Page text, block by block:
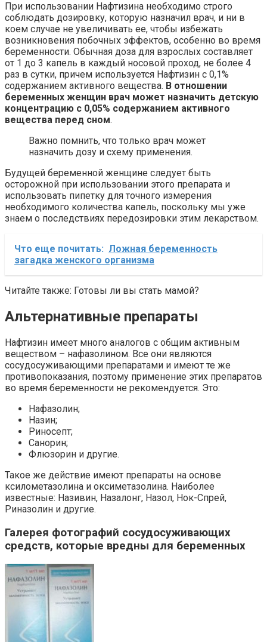
При использовании Нафтизина необходимо строго
соблюдать дозировку, которую назначил врач, и ни в
коем случае не увеличивать ее, чтобы избежать
возникновения побочных эффектов, особенно во время
беременности. Обычная доза для взрослых составляет
от 1 до 3 капель в каждый носовой проход, не более 4
раз в сутки, причем используется Нафтизин с 0,1%
содержанием активного вещества. В отношении
беременных женщин врач может назначить детскую
концентрацию с 0,05% содержанием активного
вещества перед сном.
Важно помнить, что только врач может
назначить дозу и схему применения.
Будущей беременной женщине следует быть
осторожной при использовании этого препарата и
использовать пипетку для точного измерения
необходимого количества капель, поскольку мы уже
знаем о последствиях передозировки этим лекарством.
Что еще почитать: Ложная беременность
загадка женского организма
Читайте также: Готовы ли вы стать мамой?
Альтернативные препараты
Нафтизин имеет много аналогов с общим активным
веществом – нафазолином. Все они являются
сосудосуживающими препаратами и имеют те же
противопоказания, поэтому применение этих препаратов
во время беременности не рекомендуется. Это:
Нафазолин;
Назин;
Риносепт;
Санорин;
Флюзорин и другие.
Такое же действие имеют препараты на основе
ксилометазолина и оксиметазолина. Наиболее
известные: Називин, Назалонг, Назол, Нок-Спрей,
Риназолин и другие.
Галерея фотографий сосудосуживающих
средств, которые вредны для беременных